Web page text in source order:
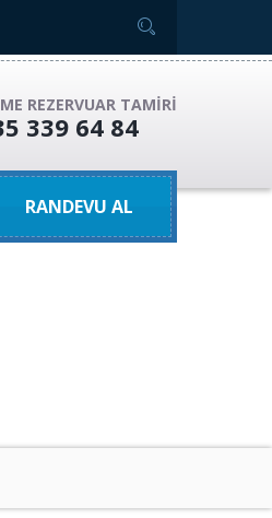
REZERVUAR TAMIRI
339 64 84
RANDEVU AL